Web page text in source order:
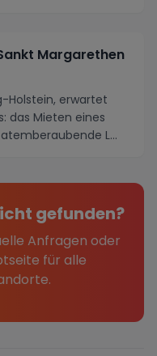
Margarethen
Holstein, erwartet
das Mieten eines
L...
gefunden?
Anfragen oder
für alle